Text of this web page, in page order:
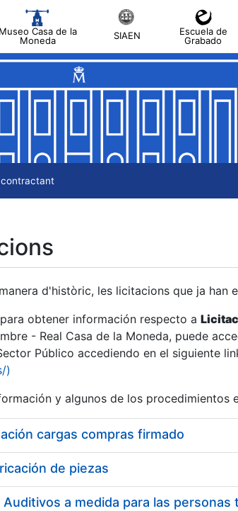
Museo Casa de la
Moneda
SIAEN
Escuela de
Grabado
d'històric, les licitacions que ja
obtener información respecto a
- Real Casa de la Moneda, puede
Público accediendo en el siguiente
)
y algunos de los procedimientos
cargas compras firmado
de piezas